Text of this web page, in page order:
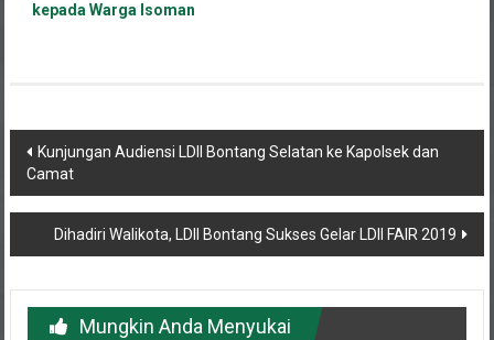
kepada Warga Isoman
Navigasi
pos
Kunjungan Audiensi LDII Bontang Selatan ke Kapolsek dan
Camat
Dihadiri Walikota, LDII Bontang Sukses Gelar LDII FAIR 2019
Mungkin Anda Menyukai